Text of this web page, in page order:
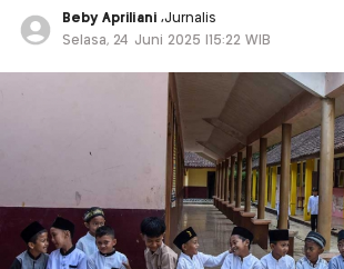
Beby Apriliani ,Jurnalis
Selasa, 24 Juni 2025 |15:22 WIB